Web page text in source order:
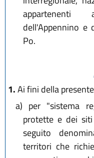
dell'Appennino e
Po.
1.Ai fini della
a) per "sistema
protette e dei
seguito
territori che